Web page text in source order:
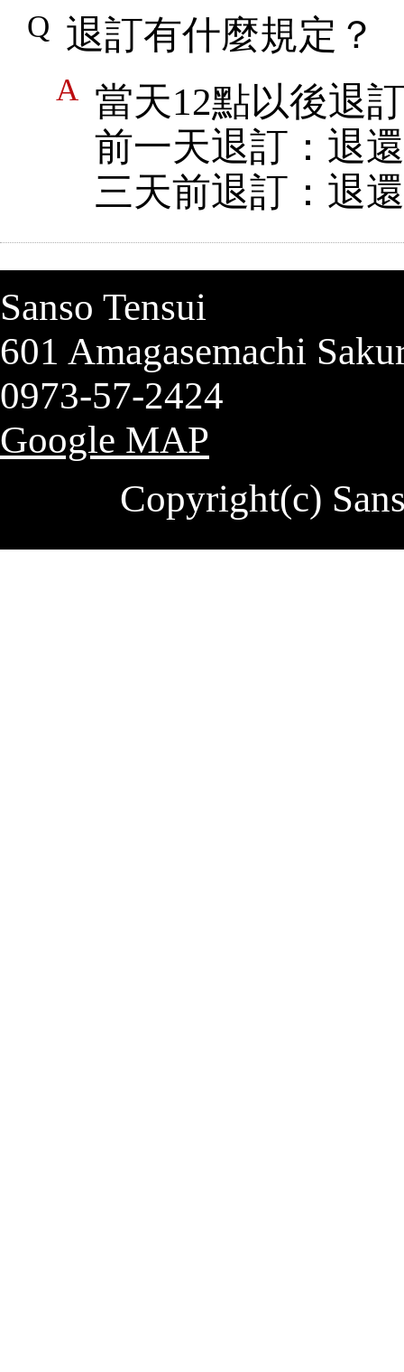
退訂有什麼規定？
當天12點以後退
前一天退訂：退
三天前退訂：退
Sanso Tensui
601 Amagasemachi
0973-57-2424
Google MAP
Copyright(c)